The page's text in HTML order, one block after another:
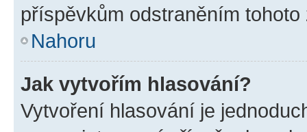
příspěvkům odstraněním
Nahoru
Jak vytvořím hlasování?
Vytvoření hlasování je